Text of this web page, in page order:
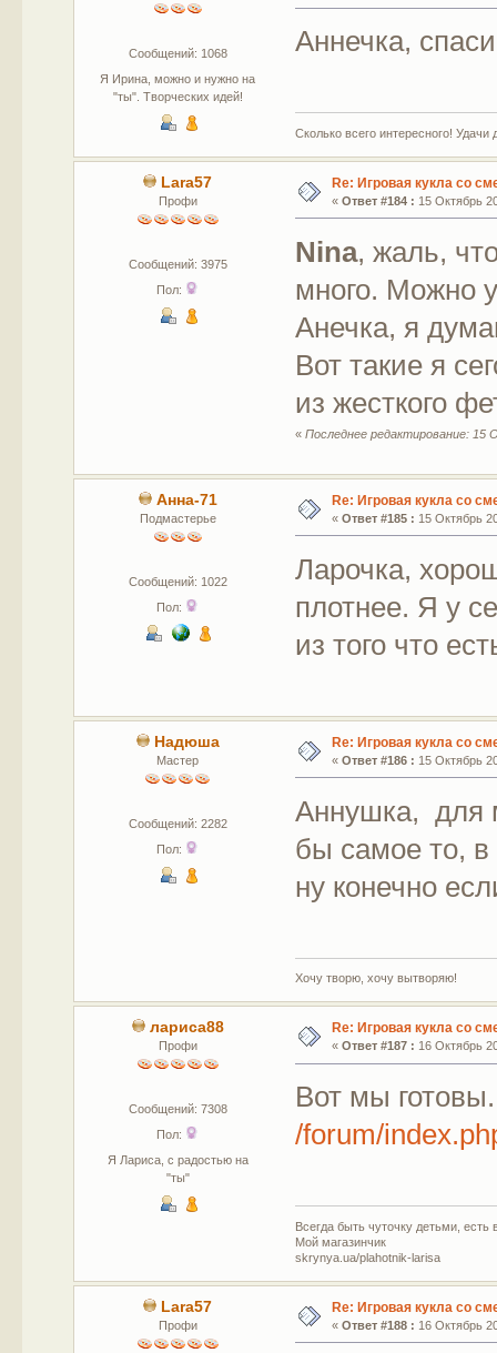
Сообщений: 1068
Я Ирина, можно и нужно на
"ты". Творческих идей!
Аннечка,
Сколько всего интересного! Удачи
Lara57
Профи
Сообщений: 3975
Пол:
Re: Игровая кукла со
« Ответ #184 : 15 Октябрь
Nina, жаль,
много. Можно
Анечка, я
Вот такие я
из жесткого
«Последнее редактирование: 15
Анна-71
Подмастерье
Сообщений: 1022
Пол:
Re: Игровая кукла со
« Ответ #185 : 15 Октябрь
Ларочка,
плотнее. Я у
из того что
Надюша
Мастер
Сообщений: 2282
Пол:
Re: Игровая кукла со
« Ответ #186 : 15 Октябрь
Аннушка, для
бы самое то,
ну конечно
Хочу творю, хочу вытворяю!
лариса88
Профи
Сообщений: 7308
Пол:
Я Лариса, с радостью на
"ты"
Re: Игровая кукла со
« Ответ #187 : 16 Октябрь
Вот мы
/forum/
Всегда быть чуточку детьми,
Мой магазинчик
skrynya.ua/plahotnik-larisa
Lara57
Профи
Re: Игровая кукла со
« Ответ #188 : 16 Октябрь